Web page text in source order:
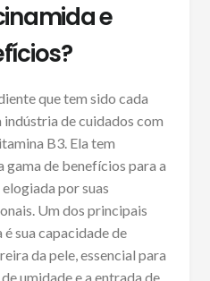
e
que tem sido cada
de cuidados com
B3. Ela tem
gama de benefícios para a
por suas
Um dos principais
sua capacidade de
da pele, essencial para
umidade e a entrada de